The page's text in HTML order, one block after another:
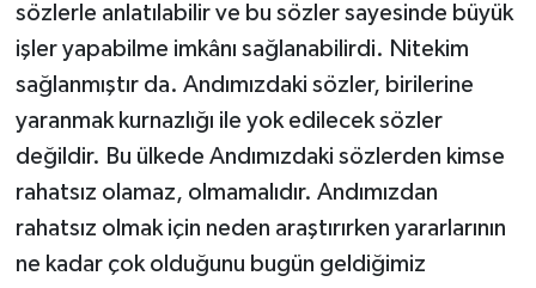
sözlerle anlatılabilir ve bu sözler sayesinde büyük
işler yapabilme imkânı sağlanabilirdi. Nitekim
sağlanmıştır da. Andımızdaki sözler, birilerine
yaranmak kurnazlığı ile yok edilecek sözler
değildir. Bu ülkede Andımızdaki sözlerden kimse
rahatsız olamaz, olmamalıdır. Andımızdan
rahatsız olmak için neden araştırırken yararlarının
ne kadar çok olduğunu bugün geldiğimiz